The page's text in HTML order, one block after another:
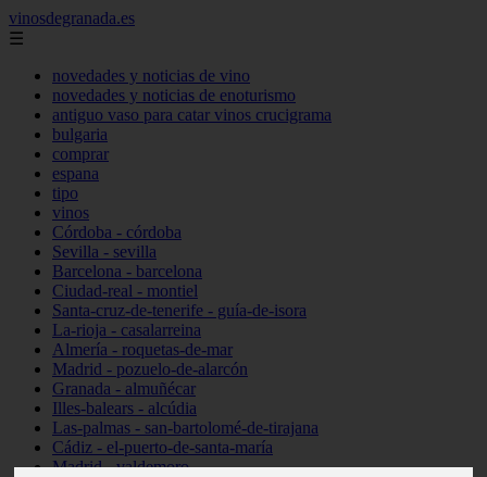
vinosdegranada.es
☰
novedades y noticias de vino
novedades y noticias de enoturismo
antiguo vaso para catar vinos crucigrama
bulgaria
comprar
espana
tipo
vinos
Córdoba - córdoba
Sevilla - sevilla
Barcelona - barcelona
Ciudad-real - montiel
Santa-cruz-de-tenerife - guía-de-isora
La-rioja - casalarreina
Almería - roquetas-de-mar
Madrid - pozuelo-de-alarcón
Granada - almuñécar
Illes-balears - alcúdia
Las-palmas - san-bartolomé-de-tirajana
Cádiz - el-puerto-de-santa-maría
Madrid - valdemoro